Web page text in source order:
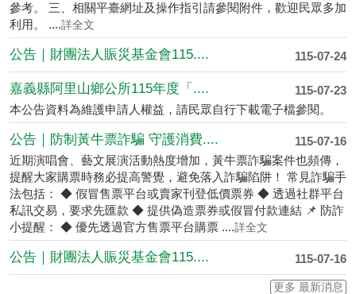
參考。 三、相關平臺網址及操作指引請參閱附件，歡迎民眾多加
利用。 ....詳全文
115-07-24
公告｜財團法人賑災基金會115....
115-07-23
嘉義縣阿里山鄉公所115年度「....
本公告資料為維護申請人權益，請民眾自行下載電子檔參閱。
115-07-16
公告｜防制黃牛票詐騙 守護消費....
近期演唱會、藝文展演活動熱度增加，黃牛票詐騙案件也頻傳，
提醒大家購票時務必提高警覺，避免落入詐騙陷阱！ 常見詐騙手
法包括： ◆ 假冒售票平台或賣家刊登低價票券 ◆ 透過社群平台
私訊交易，要求先匯款 ◆ 提供偽造票券或假冒付款連結 📌 防詐
小提醒： ◆ 優先透過官方售票平台購票 ....詳全文
115-07-16
公告｜財團法人賑災基金會115....
更多 最新消息